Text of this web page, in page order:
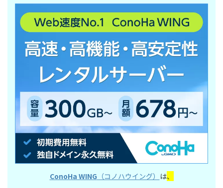
ConoHa WING （コノハウイング） は、